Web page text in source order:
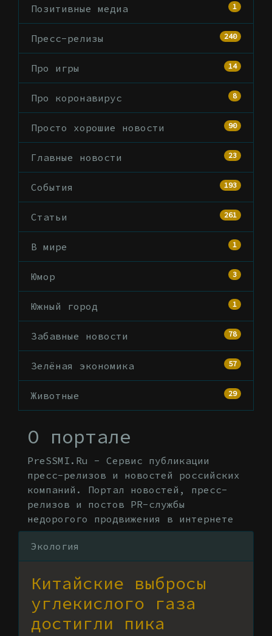
Позитивные медиа 1
Пресс-релизы 240
Про игры 14
Про коронавирус 8
Просто хорошие новости 90
Главные новости 23
События 193
Статьи 261
В мире 1
Юмор 3
Южный город 1
Забавные новости 78
Зелёная экономика 57
Животные 29
О портале
PreSSMI.Ru - Сервис публикации
пресс-релизов и новостей российских
компаний. Портал новостей, пресс-
релизов и постов PR-службы
недорогого продвижения в интернете
Экология
Китайские выбросы
углекислого газа
достигли пика